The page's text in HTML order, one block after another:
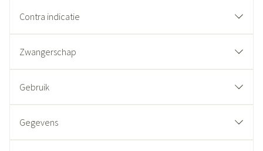
Contra indicatie
Zwangerschap
Gebruik
Gegevens